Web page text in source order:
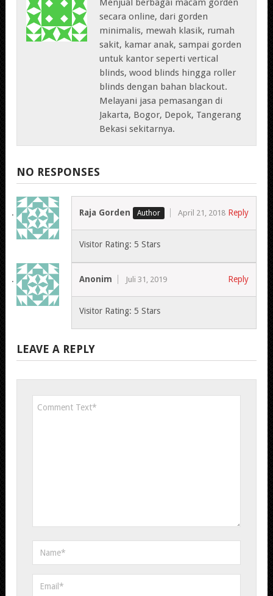
Menjual berbagai macam gorden
secara online, dari gorden
minimalis, mewah klasik, rumah
sakit, kamar anak, sampai gorden
untuk kantor seperti vertical
blinds, wood blinds hingga roller
blinds dengan bahan blackout.
Melayani jasa pemasangan di
Jakarta, Bogor, Depok, Tangerang
Bekasi sekitarnya.
NO RESPONSES
Raja Gorden April 21, 2018 Reply
Visitor Rating: 5 Stars
Anonim Juli 31, 2019 Reply
Visitor Rating: 5 Stars
LEAVE A REPLY